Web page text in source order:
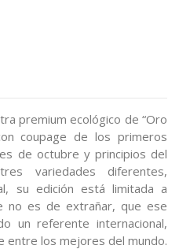
premium ecológico de “Oro
coupage de los primeros
de octubre y principios del
variedades diferentes,
su edición está limitada a
no es de extrañar, que ese
un referente internacional,
entre los mejores del mundo.